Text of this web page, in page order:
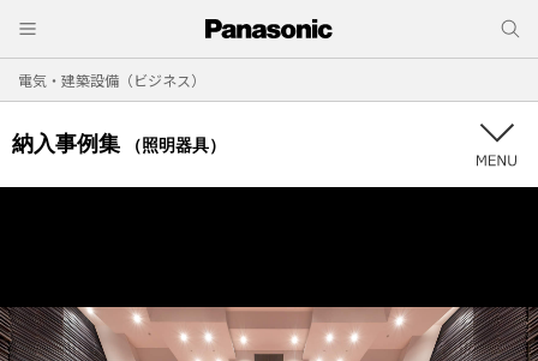
電気・建築設備（ビジネス）
納入事例集 （照明器具）